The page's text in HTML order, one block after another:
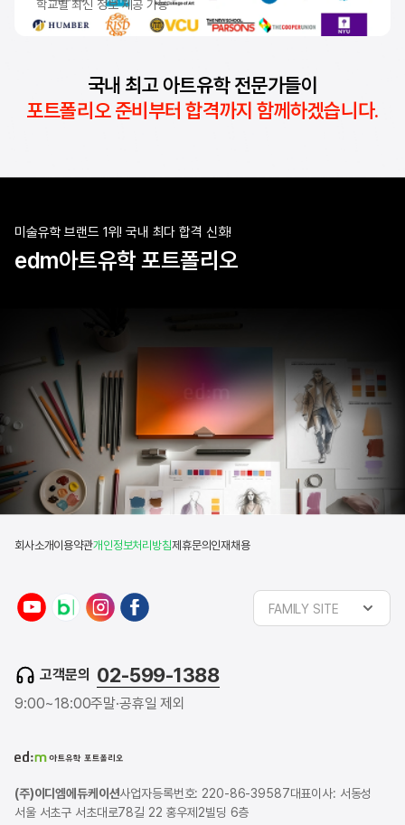
학교별 최신 정보제공 가능
국내 최고 아트유학 전문가들이
포트폴리오 준비부터 합격까지 함께하겠습니다.
미술유학 브랜드 1위! 국내 최다 합격 신화!
edm아트유학 포트폴리오
회사소개이용약관개인정보처리방침제휴문의인재채용
FAMILY SITE
고객문의 02-599-1388
9:00~18:00주말·공휴일 제외
(주)이디엠에듀케이션사업자등록번호: 220-86-39587대표이사: 서동성
서울 서초구 서초대로78길 22 홍우제2빌딩 6층